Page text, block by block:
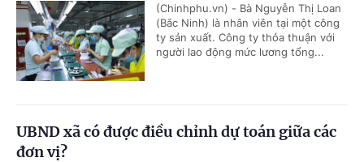
(Chinhphu.vn) - Bà Nguyễn Thị Loan
(Bắc Ninh) là nhân viên tại một công
ty sản xuất. Công ty thỏa thuận với
người lao động mức lương tổng...
UBND xã có được điều chỉnh dự toán giữa các
đơn vị?